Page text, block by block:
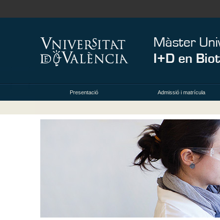
Presentació Admissió i matrícula